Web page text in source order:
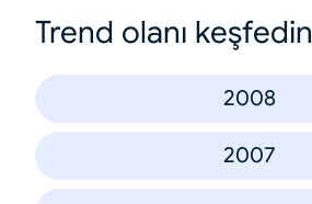
Trend olanı keşfedin
2008
2007